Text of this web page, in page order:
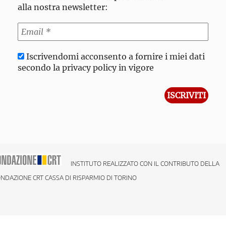
alla nostra newsletter:
Iscrivendomi acconsento a fornire i miei dati
secondo la privacy policy in vigore
INSTITUTO REALIZZATO CON IL CONTRIBUTO DELLA
CRT CASSA DI RISPARMIO DI TORINO